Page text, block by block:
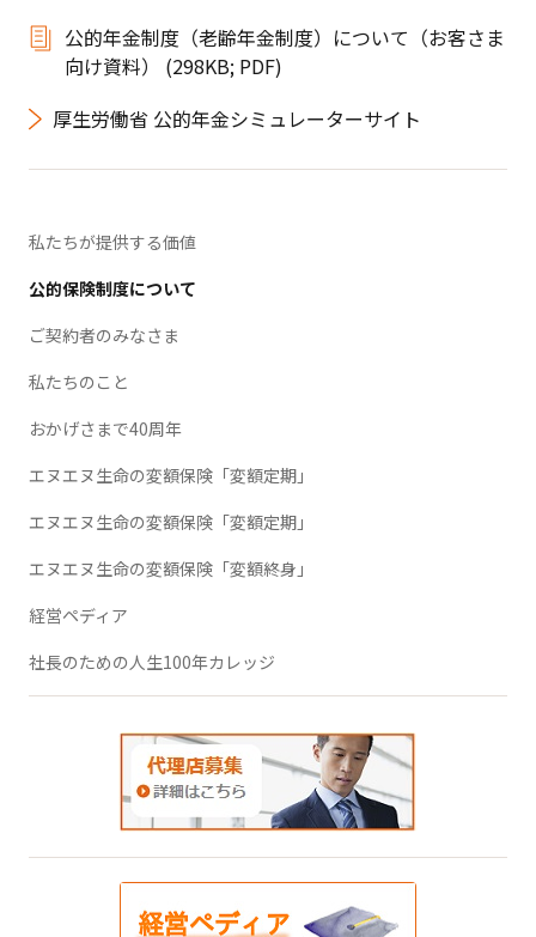
公的年金制度（老齢年金制度）について（お客さま
向け資料） (298KB; PDF)
厚生労働省 公的年金シミュレーターサイト
私たちが提供する価値
公的保険制度について
ご契約者のみなさま
私たちのこと
おかげさまで40周年
エヌエヌ生命の変額保険「変額定期」
エヌエヌ生命の変額保険「変額定期」
エヌエヌ生命の変額保険「変額終身」
経営ペディア
社長のための人生100年カレッジ